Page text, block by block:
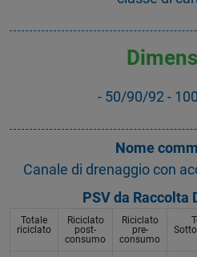
- 50/90/92 -
Nome
Canale di drenaggio con
PSV da Raccolta
Totale
riciclato
Riciclato
post-
consumo
Riciclato
pre-
consumo